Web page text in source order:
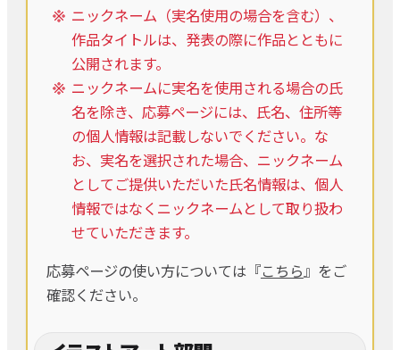
ニックネーム（実名使用の場合を含む）、
作品タイトルは、発表の際に作品とともに
公開されます。
ニックネームに実名を使用される場合の氏
名を除き、応募ページには、氏名、住所等
の個人情報は記載しないでください。な
お、実名を選択された場合、ニックネーム
としてご提供いただいた氏名情報は、個人
情報ではなくニックネームとして取り扱わ
せていただきます。
応募ページの使い方については『こちら』をご
確認ください。